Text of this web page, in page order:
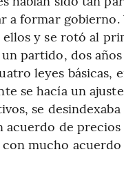
a formar
y se rotó al
un partido, dos
leyes básicas,
se hacía un
se
acuerdo de precios
con mucho